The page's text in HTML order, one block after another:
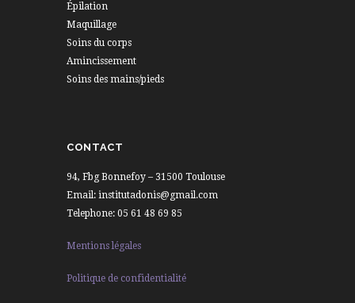
Épilation
Maquillage
Soins du corps
Amincissement
Soins des mains/pieds
CONTACT
94, Fbg Bonnefoy – 31500 Toulouse
Email: institutadonis@gmail.com
Telephone: 05 61 48 69 85
Mentions légales
Politique de confidentialité